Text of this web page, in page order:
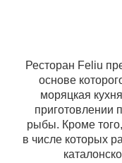
Ресторан Feliu
основе
моряцкая
приготовлении
рыбы. Кроме
в числе которых